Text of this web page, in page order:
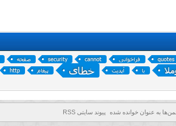
quotes فراخوانی cannot
security صفحه
با آپدیت خطای پیغام http
به عنوان خوانده شده پیوند سایتی RSS